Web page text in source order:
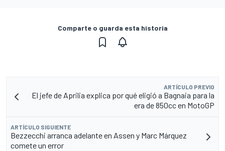
Comparte o guarda esta historia
ARTÍCULO PREVIO
El jefe de Aprilia explica por qué eligió a Bagnaia para la
era de 850cc en MotoGP
ARTÍCULO SIGUIENTE
Bezzecchi arranca adelante en Assen y Marc Márquez
comete un error